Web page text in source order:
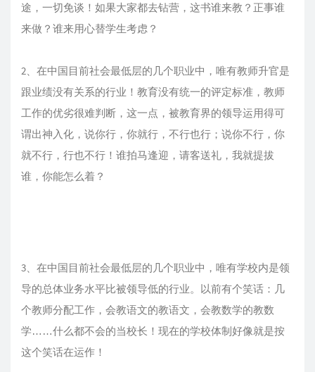
途，一切免谈！如果大家都去钻营，这书谁来教？正事谁
来做？谁来用心替学生考虑？
2、在中国目前社会最低层的几个职业中，唯有教师升官是
跟业绩没有关系的行业！教育没有统一的评定标准，教师
工作的优劣很难判断，这一点，被教育界的领导运用得可
谓出神入化，说你行，你就行，不行也行；说你不行，你
就不行，行也不行！谁拍马逢迎，请客送礼，我就提拔
谁，你能怎么着？
3、在中国目前社会最低层的几个职业中，唯有学校内是领
导的总体业务水平比被领导低的行业。以前有个笑话：几
个教师分配工作，会教语文的教语文，会教数学的教数
学……什么都不会的当校长！现在的学校体制好像就是按
这个笑话在运作！